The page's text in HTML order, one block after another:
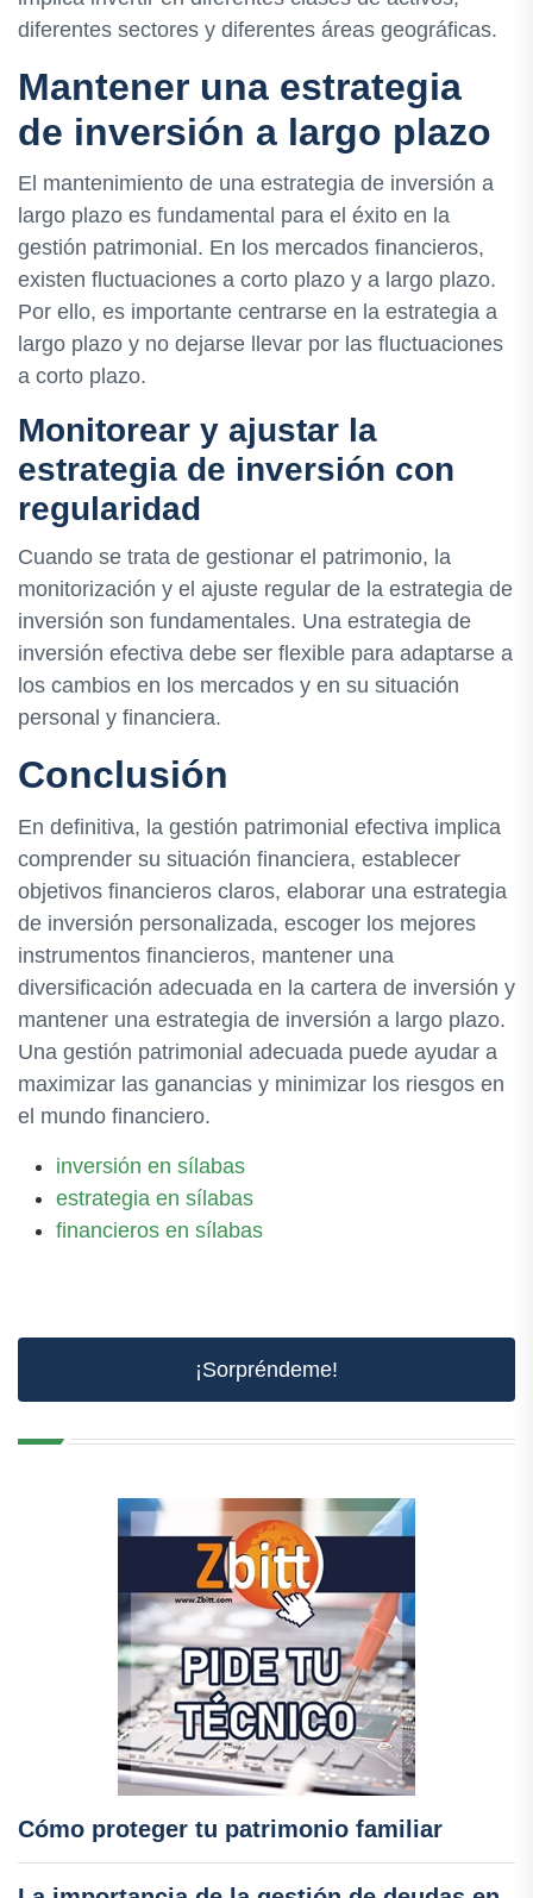
diferentes sectores y diferentes áreas geográficas.
Mantener una estrategia
de inversión a largo plazo
El mantenimiento de una estrategia de inversión a
largo plazo es fundamental para el éxito en la
gestión patrimonial. En los mercados financieros,
existen fluctuaciones a corto plazo y a largo plazo.
Por ello, es importante centrarse en la estrategia a
largo plazo y no dejarse llevar por las fluctuaciones
a corto plazo.
Monitorear y ajustar la
estrategia de inversión con
regularidad
Cuando se trata de gestionar el patrimonio, la
monitorización y el ajuste regular de la estrategia de
inversión son fundamentales. Una estrategia de
inversión efectiva debe ser flexible para adaptarse a
los cambios en los mercados y en su situación
personal y financiera.
Conclusión
En definitiva, la gestión patrimonial efectiva implica
comprender su situación financiera, establecer
objetivos financieros claros, elaborar una estrategia
de inversión personalizada, escoger los mejores
instrumentos financieros, mantener una
diversificación adecuada en la cartera de inversión y
mantener una estrategia de inversión a largo plazo.
Una gestión patrimonial adecuada puede ayudar a
maximizar las ganancias y minimizar los riesgos en
el mundo financiero.
inversión en sílabas
estrategia en sílabas
financieros en sílabas
¡Sorpréndeme!
Cómo proteger tu patrimonio familiar